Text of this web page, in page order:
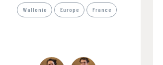
Wallonie Europe France